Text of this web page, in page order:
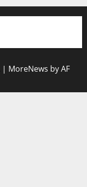
| MoreNews by AF